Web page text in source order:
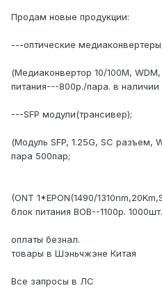
Продам новые продукции:
---оптические медиаконвертеры;
(Медиаконвертор 10/100M,
питания---800р./пара. в наличии
---SFP модули(трансивер);
(Модуль SFP, 1.25G, SC разъем,
пара 500пар;
(ONT 1*EPON(1490/
блок питания BOB--1100р.
оплаты безнал.
товары в Шэньчжэне Китая
Все запросы в ЛС